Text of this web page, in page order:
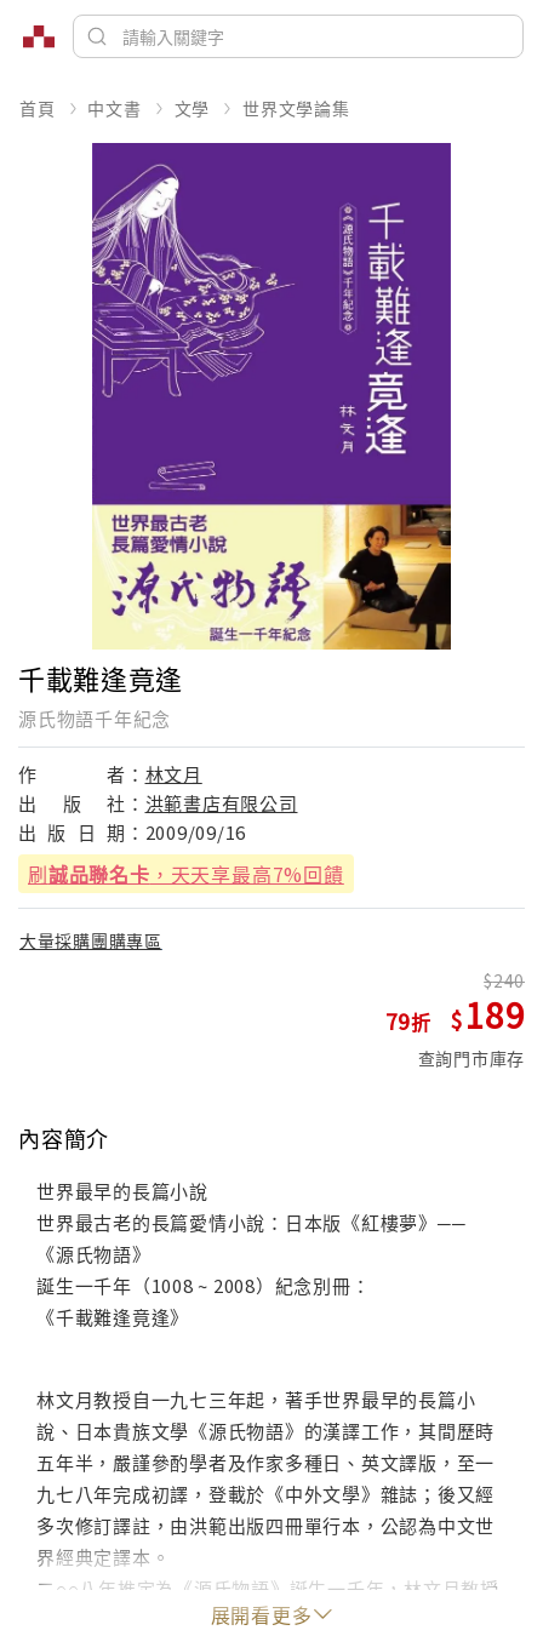
首頁 中文書 文學 世界文學論集
千載難逢竟逢
源氏物語千年紀念
作 者： 林文月
出
版 社： 洪範書店有限公司
出 版 日 期： 2009/09/16
刷誠品聯名卡 ，天天享最高7%回饋
大量採購團購專區
79
240
189
查詢門市庫存
內容簡介
世界最早的長篇小說
世界最古老的長篇愛情小說：日本版《紅樓夢》──
《源氏物語》
誕生一千年（1008 ~ 2008）紀念別冊：
《千載難逢竟逢》
林文月教授自一九七三年起，著手世界最早的長篇小
說、日本貴族文學《源氏物語》的漢譯工作，其間歷時
五年半，嚴謹參酌學者及作家多種日、英文譯版，至一
九七八年完成初譯，登載於《中外文學》雜誌；後又經
多次修訂譯註，由洪範出版四冊單行本，公認為中文世
界經典定譯本。
二○○八年推定為《源氏物語》誕生一千年，林文月教授
受邀至物語源起地京都發表專題演講，詳錄下抒感文章
展開看更多